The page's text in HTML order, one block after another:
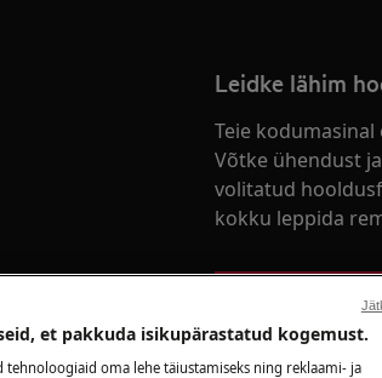
kasutusjuhendi
Leidke lähim
Teie
Võtke ühendust
volitatud
kokku leppida
Broneeri
et pakkuda isikupärastatud kogemust.
tehnoloogiaid oma lehe täiustamiseks ning reklaami- ja